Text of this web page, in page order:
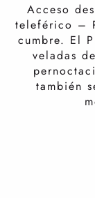
Acceso
teleférico –
cumbre. El
veladas
también